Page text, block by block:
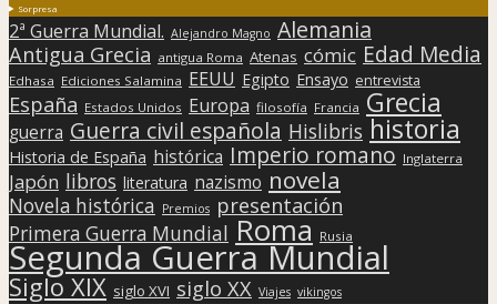
Sorpresa
2ª Guerra Mundial. Alejandro Magno Alemania
Antigua Grecia antigua Roma Atenas cómic Edad Media
Edhasa Ediciones Salamina EEUU Egipto Ensayo entrevista
España Estados Unidos Europa filosofía Francia Grecia
guerra Guerra civil española Hislibris historia
Historia de España histórica Imperio romano Inglaterra
Japón libros literatura nazismo novela
Novela histórica Premios presentación
Primera Guerra Mundial Roma Rusia
Segunda Guerra Mundial
Siglo XIX siglo XVI siglo XX Viajes vikingos